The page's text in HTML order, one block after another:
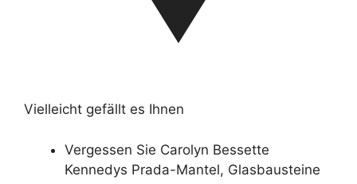
Vielleicht gefällt es Ihnen
Vergessen Sie Carolyn Bessette
Kennedys Prada-Mantel, Glasbausteine ​​